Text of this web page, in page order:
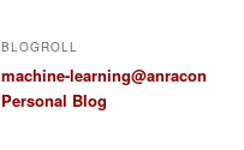
BLOGROLL
machine-learning@anracon
Personal Blog